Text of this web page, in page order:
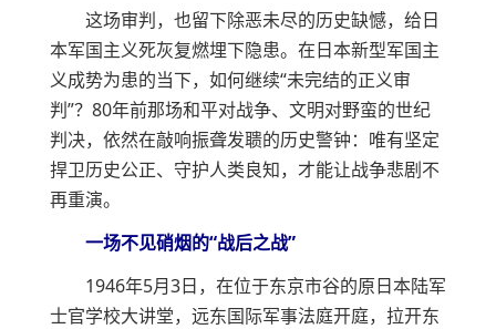
这场审判，也留下除恶未尽的历史缺憾，给日
本军国主义死灰复燃埋下隐患。在日本新型军国主
义成势为患的当下，如何继续“未完结的正义审
判”？80年前那场和平对战争、文明对野蛮的世纪
判决，依然在敲响振聋发聩的历史警钟：唯有坚定
捍卫历史公正、守护人类良知，才能让战争悲剧不
再重演。
一场不见硝烟的“战后之战”
1946年5月3日，在位于东京市谷的原日本陆军
士官学校大讲堂，远东国际军事法庭开庭，拉开东